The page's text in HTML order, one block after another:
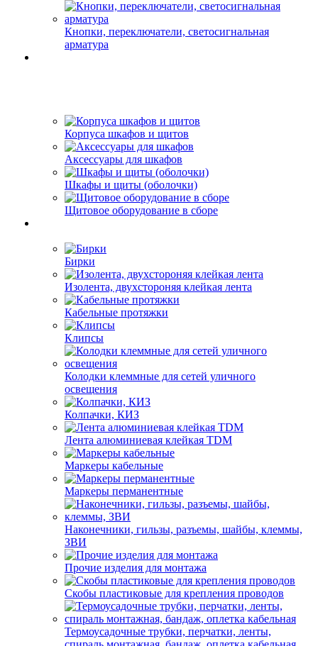
Кнопки, переключатели, светосигнальная
арматура
Корпуса шкафов и щитов
Аксессуары для шкафов
Шкафы и щиты (оболочки)
Щитовое оборудование в сборе
Бирки
Изолента, двухстороняя клейкая лента
Кабельные протяжки
Клипсы
Колодки клеммные для сетей уличного
освещения
Колпачки, КИЗ
Лента алюминиевая клейкая TDM
Маркеры кабельные
Маркеры перманентные
Наконечники, гильзы, разъемы, шайбы, клеммы,
ЗВИ
Прочие изделия для монтажа
Скобы пластиковые для крепления проводов
Термоусадочные трубки, перчатки, ленты,